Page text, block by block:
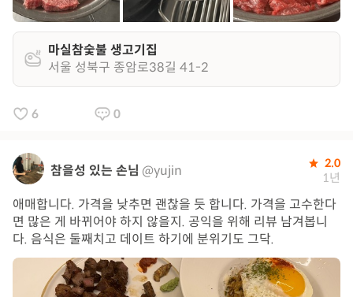
마실참숯불 생고기집
서울 성북구 종암로38길 41-2
6 0
참을성 있는 손님 @yujin 2.0
1년
애매합니다. 가격을 낮추면 괜찮을 듯 합니다. 가격을 고수한다
면 많은 게 바뀌어야 하지 않을지. 공익을 위해 리뷰 남겨봅니
다. 음식은 둘째치고 데이트 하기에 분위기도 그닥.